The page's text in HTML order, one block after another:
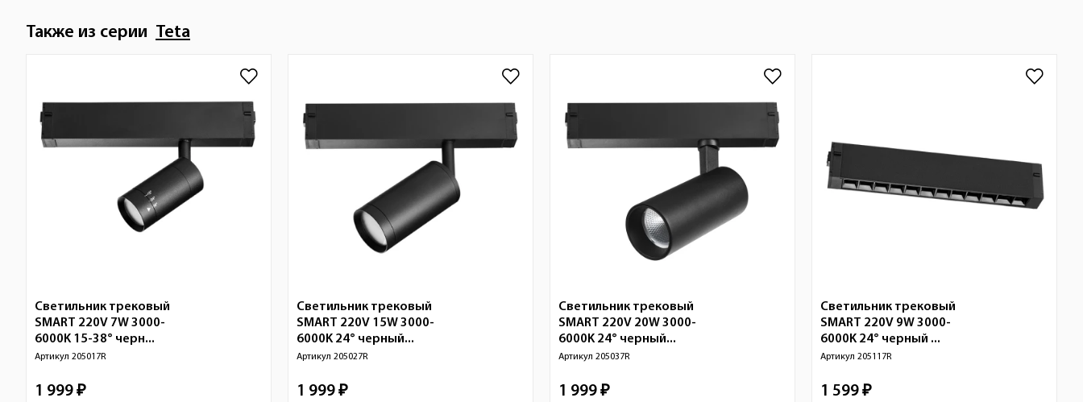
Также из серии Teta
Светильник трековый
SMART 220V 7W 3000-
6000K 15-38° черн...
Артикул 205017R
1 999 ₽
Светильник трековый
SMART 220V 15W 3000-
6000K 24° черный...
Артикул 205027R
1 999 ₽
Светильник трековый
SMART 220V 20W 3000-
6000K 24° черный...
Артикул 205037R
1 999 ₽
Светильник трековый
SMART 220V 9W 3000-
6000K 24° черный ...
Артикул 205117R
1 599 ₽